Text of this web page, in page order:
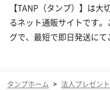
【TANP（タンプ）】は
るネット通販サイトです
グで、最短で即日発送にて
タンプホーム > 法人プレゼン